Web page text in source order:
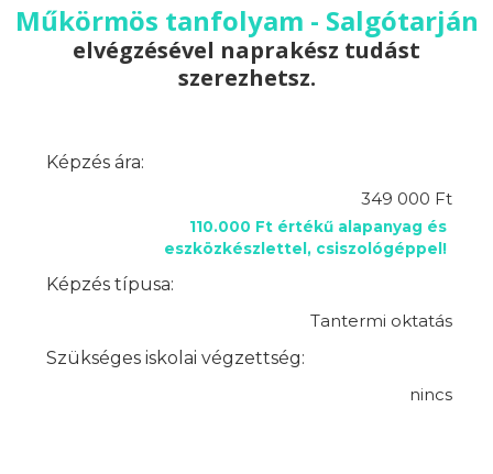
Műkörmös tanfolyam - Salgótarján
elvégzésével naprakész tudást
szerezhetsz.
Képzés ára:
349 000 Ft
110.000 Ft értékű alapanyag és
eszközkészlettel, csiszológéppel!
Képzés típusa:
Tantermi oktatás
Szükséges iskolai végzettség:
nincs